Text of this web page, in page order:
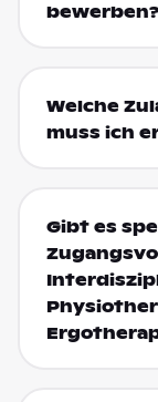
Welche
muss ich
Gibt es